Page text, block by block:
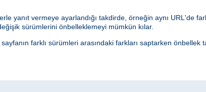
yanıt vermeye ayarlandığı takdirde, örneğin aynı URL'de
sürümlerini önbelleklemeyi mümkün kılar.
sayfanın farklı sürümleri arasındaki farkları saptarken önbellek